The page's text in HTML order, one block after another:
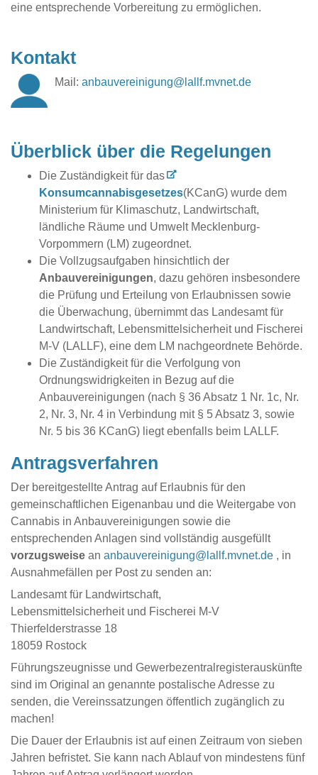
eine entsprechende Vorbereitung zu ermöglichen.
Kontakt
Mail: anbauvereinigung@lallf.mvnet.de
Überblick über die Regelungen
Die Zuständigkeit für das
Konsumcannabisgesetzes(KCanG) wurde dem
Ministerium für Klimaschutz, Landwirtschaft,
ländliche Räume und Umwelt Mecklenburg-
Vorpommern (LM) zugeordnet.
Die Vollzugsaufgaben hinsichtlich der
Anbauvereinigungen, dazu gehören insbesondere
die Prüfung und Erteilung von Erlaubnissen sowie
die Überwachung, übernimmt das Landesamt für
Landwirtschaft, Lebensmittelsicherheit und Fischerei
M-V (LALLF), eine dem LM nachgeordnete Behörde.
Die Zuständigkeit für die Verfolgung von
Ordnungswidrigkeiten in Bezug auf die
Anbauvereinigungen (nach § 36 Absatz 1 Nr. 1c, Nr.
2, Nr. 3, Nr. 4 in Verbindung mit § 5 Absatz 3, sowie
Nr. 5 bis 36 KCanG) liegt ebenfalls beim LALLF.
Antragsverfahren
Der bereitgestellte Antrag auf Erlaubnis für den
gemeinschaftlichen Eigenanbau und die Weitergabe von
Cannabis in Anbauvereinigungen sowie die
entsprechenden Anlagen sind vollständig ausgefüllt
vorzugsweise an anbauvereinigung@lallf.mvnet.de , in
Ausnahmefällen per Post zu senden an:
Landesamt für Landwirtschaft,
Lebensmittelsicherheit und Fischerei M-V
Thierfelderstrasse 18
18059 Rostock
Führungszeugnisse und Gewerbezentralregisterauskünfte
sind im Original an genannte postalische Adresse zu
senden, die Vereinssatzungen öffentlich zugänglich zu
machen!
Die Dauer der Erlaubnis ist auf einen Zeitraum von sieben
Jahren befristet. Sie kann nach Ablauf von mindestens fünf